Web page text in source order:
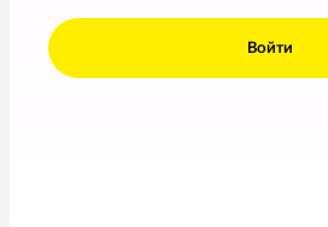
Войти